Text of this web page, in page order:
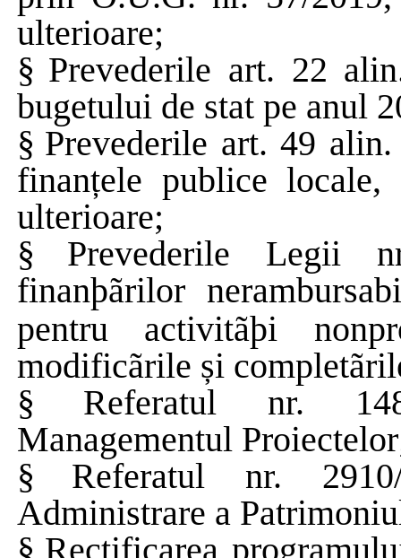
ulterioare;
§ Prevederile art. 22
bugetului de stat pe anul
§ Prevederile art. 49
finanțele publice locale,
ulterioare;
§
Prevederile Legii
finanþãrilor
pentru activitãþi
modificãrile și
§
Referatul nr.
Managementul
§
Referatul nr.
Administrare a
§ Rectificarea